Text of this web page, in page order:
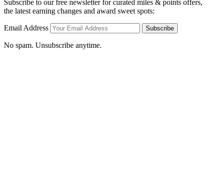
Subscribe to our free newsletter for curated miles & points offers,
the latest earning changes and award sweet spots:
Email Address Subscribe
No spam. Unsubscribe anytime.